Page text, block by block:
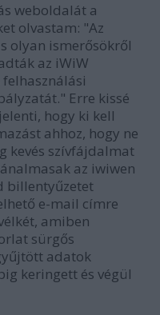
weboldalát a
olvastam: "Az
olyan ismerősökről
az iWiW
Erre kissé
hogy ki kell
ahhoz, hogy ne
kevés szívfájdalmat
az iwiwen
billentyűzetet
e-mail címre
amiben
sürgős
adatok
keringett és végül